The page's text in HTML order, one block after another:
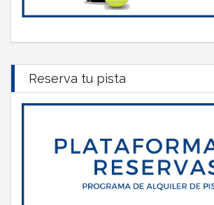
Reserva tu pista